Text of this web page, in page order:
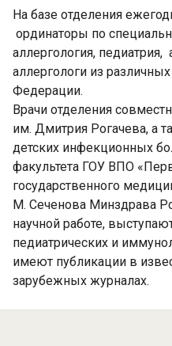
На базе отделения
ординаторы по
аллергология,
аллергологи из
Федерации.
Врачи отделения
им. Дмитрия Рогачева, а
детских инфекционных
факультета ГОУ ВПО
государственного
М. Сеченова Минздрава
научной работе,
педиатрических и
имеют публикации в
зарубежных журналах.